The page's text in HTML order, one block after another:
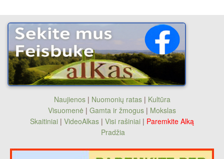
Naujienos| Nuomonių ratas| Kultūra
Visuomenė | Gamta ir žmogus | Mokslas
Skaitiniai | VideoAlkas | Visi rašiniai | Paremkite Alką
Pradžia